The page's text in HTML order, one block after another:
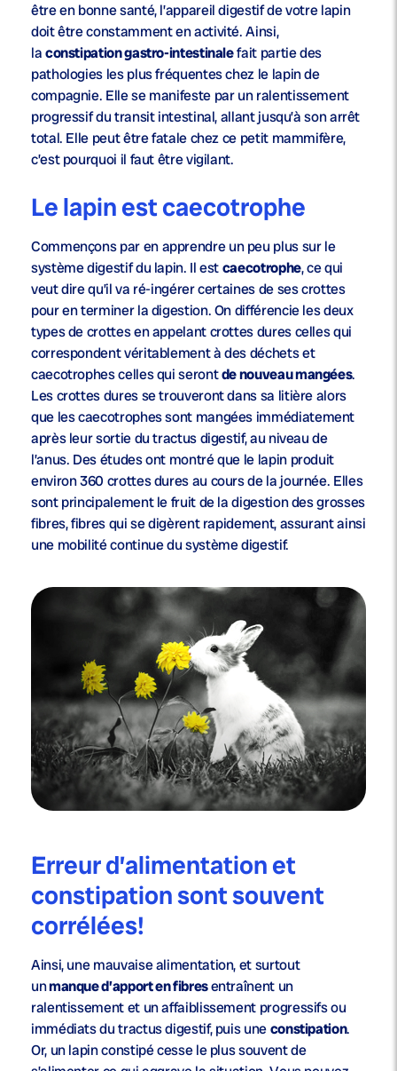
être en bonne santé, l’appareil digestif de votre lapin
doit être constamment en activité. Ainsi,
laconstipation gastro-intestinalefait partie des
pathologies les plus fréquentes chez le lapin de
compagnie. Elle se manifeste par un ralentissement
progressif du transit intestinal, allant jusqu’à son arrêt
total. Elle peut être fatale chez ce petit mammifère,
c’est pourquoi il faut être vigilant.
Le lapin est caecotrophe
Commençons par en apprendre un peu plus sur le
système digestif du lapin. Il estcaecotrophe, ce qui
veut dire qu’il va ré-ingérer certaines de ses crottes
pour en terminer la digestion. On différencie les deux
types de crottes en appelant crottes dures celles qui
correspondent véritablement à des déchets et
caecotrophes celles qui serontde nouveau mangées.
Les crottes dures se trouveront dans sa litière alors
que les caecotrophes sont mangées immédiatement
après leur sortie du tractus digestif, au niveau de
l’anus. Des études ont montré que le lapin produit
environ 360 crottes dures au cours de la journée. Elles
sont principalement le fruit de la digestion des grosses
fibres, fibres qui se digèrent rapidement, assurant ainsi
une mobilité continue du système digestif.
Erreur d’alimentation et
constipation sont souvent
corrélées!
Ainsi, une mauvaise alimentation, et surtout
unmanque d’apport en fibresentraînent un
ralentissement et un affaiblissement progressifs ou
immédiats du tractus digestif, puis uneconstipation.
Or, un lapin constipé cesse le plus souvent de